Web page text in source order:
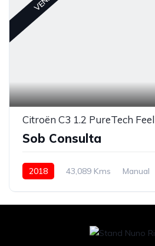
Citroën C3 1.2 PureTech Feel
Sob Consulta
2018 43,089 Kms Manual